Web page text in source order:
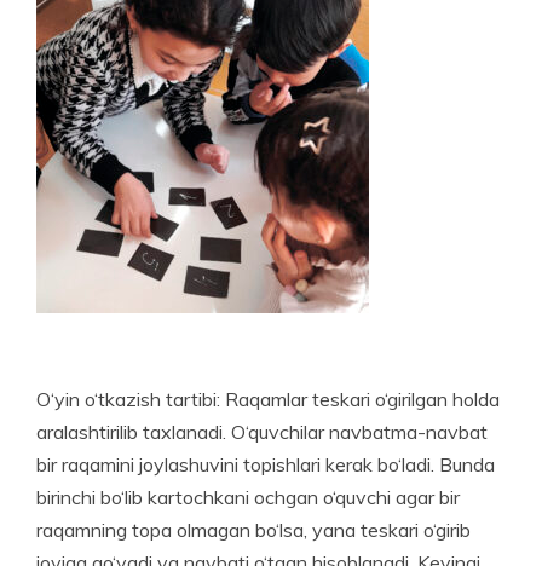
O‘yin o‘tkazish tartibi: Raqamlar teskari o‘girilgan holda
aralashtirilib taxlanadi. O‘quvchilar navbatma-navbat
bir raqamini joylashuvini topishlari kerak bo‘ladi. Bunda
birinchi bo‘lib kartochkani ochgan o‘quvchi agar bir
raqamning topa olmagan bo‘lsa, yana teskari o‘girib